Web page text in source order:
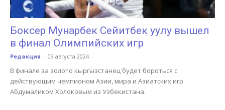
Боксер Мунарбек Сейитбек уулу вышел
в финал Олимпийских игр
Редакция - 09 августа 2024
В финале за золото кыргызстанец будет бороться с
действующим чемпионом Азии, мира и Азиатских игр
Абдумаликом Холоковым из Узбекистана.